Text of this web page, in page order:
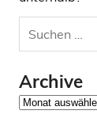
Archive
Archive